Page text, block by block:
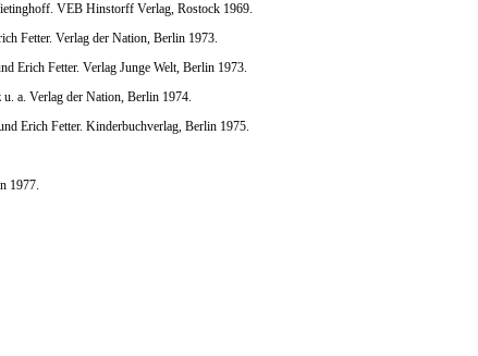
VEB Hinstorff Verlag, Rostock 1969.
Fetter. Verlag der Nation, Berlin 1973.
Erich Fetter. Verlag Junge Welt, Berlin 1973.
a. Verlag der Nation, Berlin 1974.
Erich Fetter. Kinderbuchverlag, Berlin 1975.
1977.